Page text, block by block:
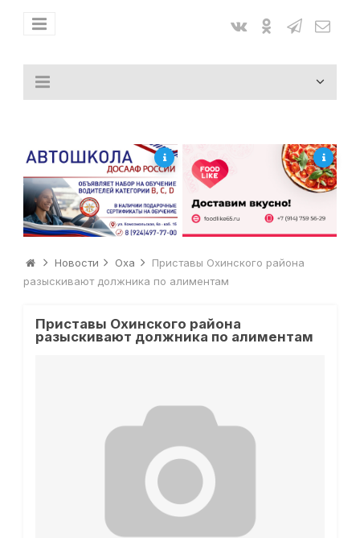
Новости Оха
Приставы Охинского района
разыскивают должника по алиментам
Приставы Охинского района
разыскивают должника по алиментам